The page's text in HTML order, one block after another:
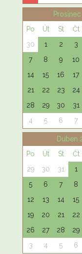
Po
Út St Čt
30
1 2 3
7
8 9 10
14
15 16 17
21
22 23 24
28
29 30 31
4
5 6 7
Duben
Po
Út St Čt
29
30 31 1
5
6 7 8
12
13 14 15
19
20 21 22
26
27 28 29
3
4 5 6